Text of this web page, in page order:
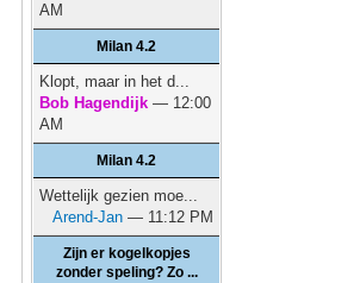
AM
Milan 4.2
Klopt, maar in het d...
Bob Hagendijk — 12:00
AM
Milan 4.2
Wettelijk gezien moe...
Arend-Jan — 11:12 PM
Zijn er kogelkopjes
zonder speling? Zo ...